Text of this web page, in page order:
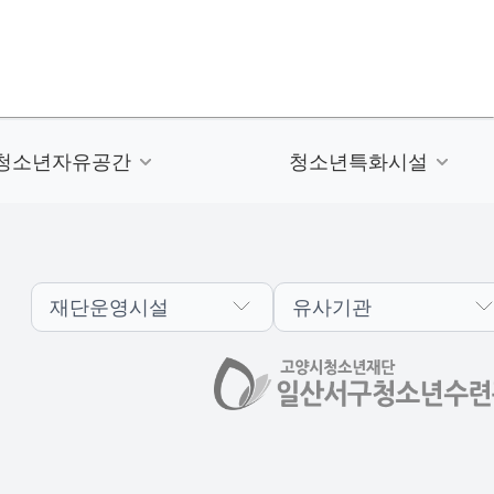
소년자유공간 청소년특화시설
재단운영시설 유사기관